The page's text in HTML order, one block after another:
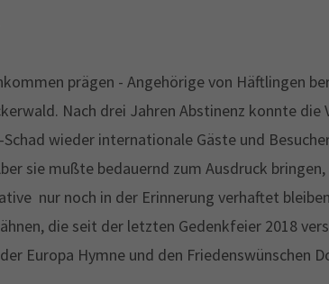
prägen - Angehörige von Häftlingen
Nach drei Jahren Abstinenz konnte
wieder internationale Gäste und
sie mußte bedauernd zum Ausdruck
nur noch in der Erinnerung verhaftet
die seit der letzten Gedenkfeier 2018
Europa Hymne und den Friedenswünschen